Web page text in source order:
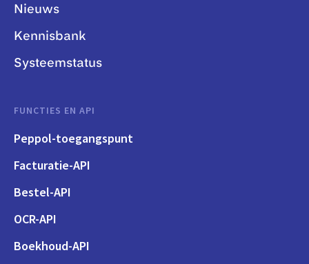
Nieuws
Kennisbank
Systeemstatus
FUNCTIES EN API
Peppol-toegangspunt
Facturatie-API
Bestel-API
OCR-API
Boekhoud-API